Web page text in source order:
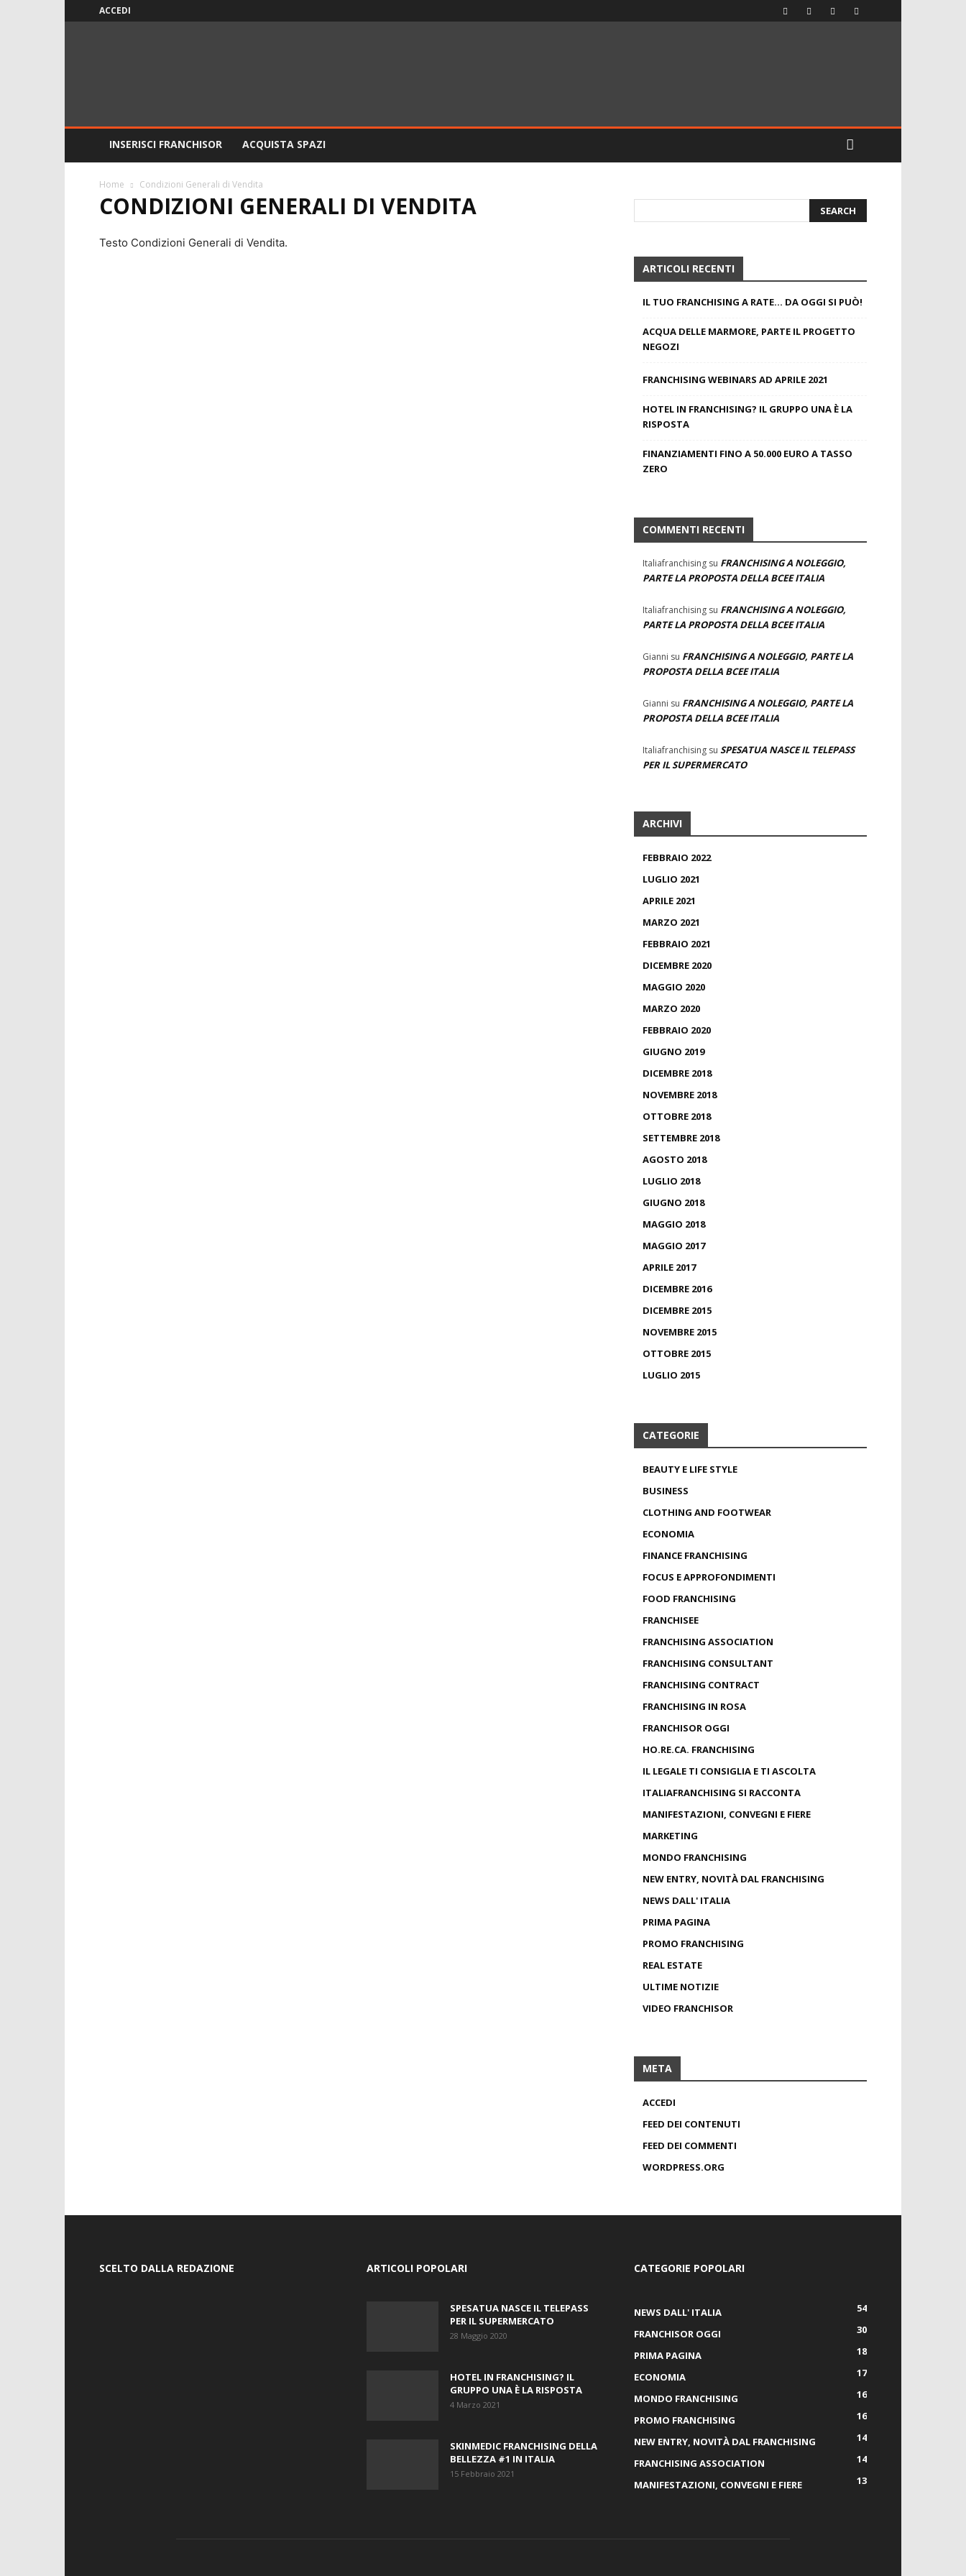
ACCEDI
INSERISCI FRANCHISOR ACQUISTA SPAZI
Home Condizioni Generali di Vendita
CONDIZIONI GENERALI DI VENDITA
Testo Condizioni Generali di Vendita.
ARTICOLI RECENTI
IL TUO FRANCHISING A RATE… DA OGGI SI PUÒ!
ACQUA DELLE MARMORE, PARTE IL PROGETTO
NEGOZI
FRANCHISING WEBINARS AD APRILE 2021
HOTEL IN FRANCHISING? IL GRUPPO UNA È LA
RISPOSTA
FINANZIAMENTI FINO A 50.000 EURO A TASSO
ZERO
COMMENTI RECENTI
Italiafranchising su FRANCHISING A NOLEGGIO,
PARTE LA PROPOSTA DELLA BCEE ITALIA
Italiafranchising su FRANCHISING A NOLEGGIO,
PARTE LA PROPOSTA DELLA BCEE ITALIA
Gianni su FRANCHISING A NOLEGGIO, PARTE LA
PROPOSTA DELLA BCEE ITALIA
Gianni su FRANCHISING A NOLEGGIO, PARTE LA
PROPOSTA DELLA BCEE ITALIA
Italiafranchising su SPESATUA NASCE IL TELEPASS
PER IL SUPERMERCATO
ARCHIVI
FEBBRAIO 2022
LUGLIO 2021
APRILE 2021
MARZO 2021
FEBBRAIO 2021
DICEMBRE 2020
MAGGIO 2020
MARZO 2020
FEBBRAIO 2020
GIUGNO 2019
DICEMBRE 2018
NOVEMBRE 2018
OTTOBRE 2018
SETTEMBRE 2018
AGOSTO 2018
LUGLIO 2018
GIUGNO 2018
MAGGIO 2018
MAGGIO 2017
APRILE 2017
DICEMBRE 2016
DICEMBRE 2015
NOVEMBRE 2015
OTTOBRE 2015
LUGLIO 2015
CATEGORIE
BEAUTY E LIFE STYLE
BUSINESS
CLOTHING AND FOOTWEAR
ECONOMIA
FINANCE FRANCHISING
FOCUS E APPROFONDIMENTI
FOOD FRANCHISING
FRANCHISEE
FRANCHISING ASSOCIATION
FRANCHISING CONSULTANT
FRANCHISING CONTRACT
FRANCHISING IN ROSA
FRANCHISOR OGGI
HO.RE.CA. FRANCHISING
IL LEGALE TI CONSIGLIA E TI ASCOLTA
ITALIAFRANCHISING SI RACCONTA
MANIFESTAZIONI, CONVEGNI E FIERE
MARKETING
MONDO FRANCHISING
NEW ENTRY, NOVITÀ DAL FRANCHISING
NEWS DALL' ITALIA
PRIMA PAGINA
PROMO FRANCHISING
REAL ESTATE
ULTIME NOTIZIE
VIDEO FRANCHISOR
META
ACCEDI
FEED DEI CONTENUTI
FEED DEI COMMENTI
WORDPRESS.ORG
SCELTO DALLA REDAZIONE ARTICOLI POPOLARI
SPESATUA NASCE IL TELEPASS
PER IL SUPERMERCATO
28 Maggio 2020
HOTEL IN FRANCHISING? IL
GRUPPO UNA È LA RISPOSTA
4 Marzo 2021
SKINMEDIC FRANCHISING DELLA
BELLEZZA #1 IN ITALIA
15 Febbraio 2021
CATEGORIE POPOLARI
NEWS DALL' ITALIA
54
FRANCHISOR OGGI
30
PRIMA PAGINA
18
ECONOMIA
17
MONDO FRANCHISING
16
PROMO FRANCHISING
16
NEW ENTRY, NOVITÀ DAL FRANCHISING
14
FRANCHISING ASSOCIATION
14
MANIFESTAZIONI, CONVEGNI E FIERE
13